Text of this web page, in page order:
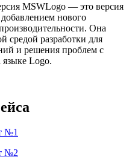
MSWLogo — это версия
нового
Она
средой разработки для
и решения проблем с
Logo.